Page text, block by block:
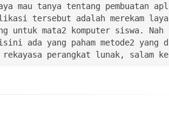
mau tanya tentang pembuatan
tersebut adalah merekam
untuk mata2 komputer siswa. Nah
ada yang paham metode2 yang
rekayasa perangkat lunak, salam